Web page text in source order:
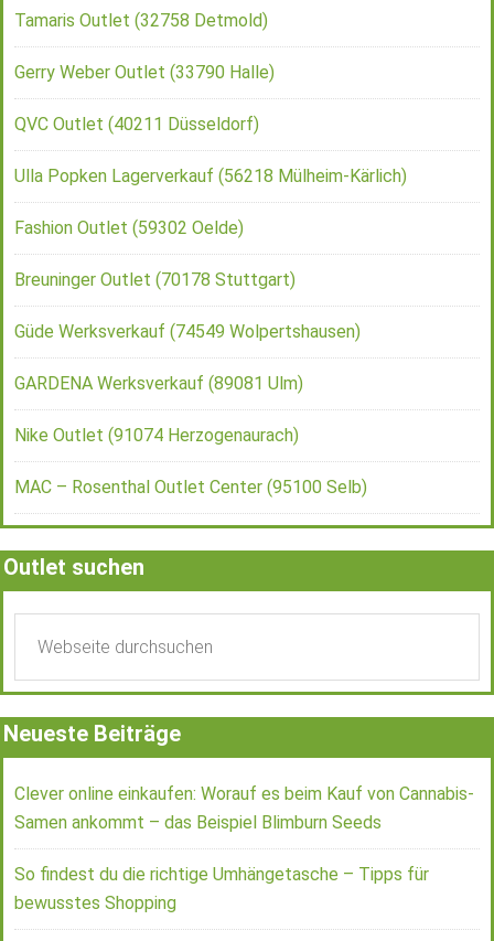
Tamaris Outlet (32758 Detmold)
Gerry Weber Outlet (33790 Halle)
QVC Outlet (40211 Düsseldorf)
Ulla Popken Lagerverkauf (56218 Mülheim-Kärlich)
Fashion Outlet (59302 Oelde)
Breuninger Outlet (70178 Stuttgart)
Güde Werksverkauf (74549 Wolpertshausen)
GARDENA Werksverkauf (89081 Ulm)
Nike Outlet (91074 Herzogenaurach)
MAC – Rosenthal Outlet Center (95100 Selb)
Outlet suchen
Neueste Beiträge
Clever online einkaufen: Worauf es beim Kauf von Cannabis-
Samen ankommt – das Beispiel Blimburn Seeds
So findest du die richtige Umhängetasche – Tipps für
bewusstes Shopping